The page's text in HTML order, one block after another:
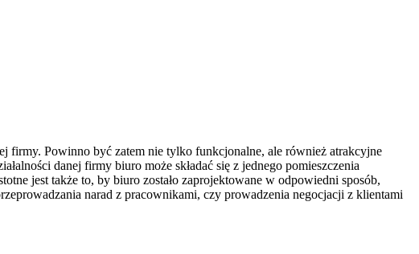
firmy. Powinno być zatem nie tylko funkcjonalne, ale również atrakcyjne
danej firmy biuro może składać się z jednego pomieszczenia
jest także to, by biuro zostało zaprojektowane w odpowiedni sposób,
narad z pracownikami, czy prowadzenia negocjacji z klientami